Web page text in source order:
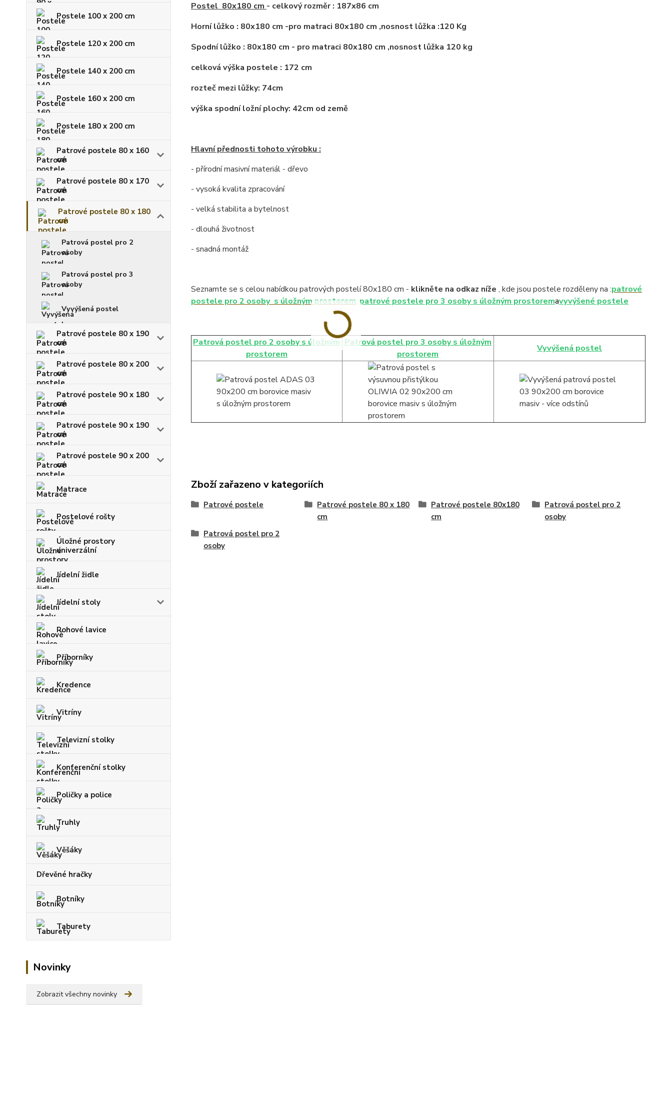
Postele 100 x 200 cm
Postele 120 x 200 cm
Postele 140 x 200 cm
Postele 160 x 200 cm
Postele 180 x 200 cm
Patrové postele 80 x 160
cm
Patrové postele 80 x 170
cm
Patrové postele 80 x 180
cm
Patrová postel pro 2
osoby
Patrová postel pro 3
osoby
Vyvýšená postel
Patrové postele 80 x 190
cm
Patrové postele 80 x 200
cm
Patrové postele 90 x 180
cm
Patrové postele 90 x 190
cm
Patrové postele 90 x 200
cm
Matrace
Postelové rošty
Úložné prostory
univerzální
Jídelní židle
Jídelní stoly
Rohové lavice
Příborníky
Kredence
Vitríny
Televizní stolky
Konferenční stolky
Poličky a police
Truhly
Věšáky
Dřevěné hračky
Botníky
Taburety
Novinky
Zobrazit všechny novinky
Postel 80x180 cm - celkový rozměr : 187x86 cm
Horní lůžko : 80x180 cm -pro matraci 80x180 cm ,nosnost lůžka :120 Kg
Spodní lůžko : 80x180 cm - pro matraci 80x180 cm ,nosnost lůžka 120 kg
celková výška postele : 172 cm
rozteč mezi lůžky: 74cm
výška spodní ložní plochy: 42cm od země
Hlavní přednosti tohoto výrobku :
- přírodní masivní materiál - dřevo
- vysoká kvalita zpracování
- velká stabilita a bytelnost
- dlouhá životnost
- snadná montáž
Seznamte se s celou nabídkou patrových postelí 80x180 cm - klikněte na odkaz níže , kde jsou postele rozděleny na :patrové
postele pro 2 osoby s úložným prostorem, patrové postele pro 3 osoby s úložným prostoremavyvýšené postele
Patrová postel pro 2 osoby s úložným
prostorem
Patrová postel pro 3 osoby s úložným
prostorem
Vyvýšená postel
Zboží zařazeno v kategoriích
Patrové postele
Patrové postele 80 x 180
cm
Patrové postele 80x180
cm
Patrová postel pro 2
osoby
Patrová postel pro 2
osoby